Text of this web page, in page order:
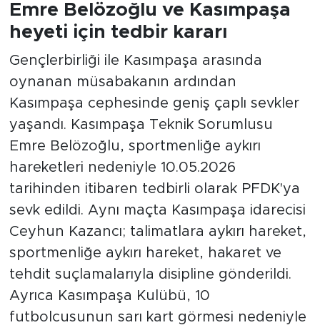
Emre Belözoğlu ve Kasımpaşa
heyeti için tedbir kararı
Gençlerbirliği ile Kasımpaşa arasında
oynanan müsabakanın ardından
Kasımpaşa cephesinde geniş çaplı sevkler
yaşandı. Kasımpaşa Teknik Sorumlusu
Emre Belözoğlu, sportmenliğe aykırı
hareketleri nedeniyle 10.05.2026
tarihinden itibaren tedbirli olarak PFDK'ya
sevk edildi. Aynı maçta Kasımpaşa idarecisi
Ceyhun Kazancı; talimatlara aykırı hareket,
sportmenliğe aykırı hareket, hakaret ve
tehdit suçlamalarıyla disipline gönderildi.
Ayrıca Kasımpaşa Kulübü, 10
futbolcusunun sarı kart görmesi nedeniyle